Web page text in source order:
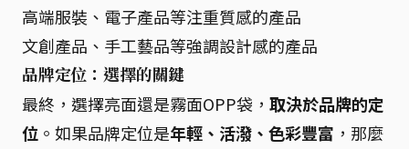
高端服裝、電子產品等注重質感的產品
文創產品、手工藝品等強調設計感的產品
品牌定位：選擇的關鍵
最終，選擇亮面還是霧面OPP袋， 取決於品牌的定
位 。如果品牌定位是年輕、活潑、色彩豐富 ，那麼